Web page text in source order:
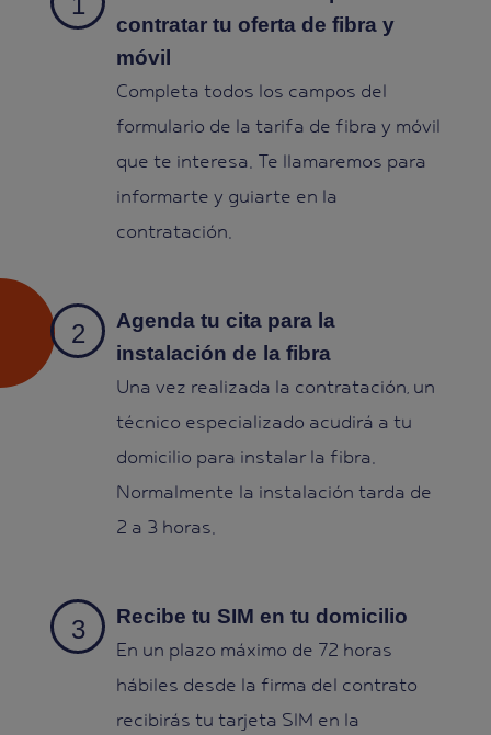
contratar tu oferta de fibra y
móvil
Completa todos los campos del
formulario de la tarifa de fibra y móvil
que te interesa. Te llamaremos para
informarte y guiarte en la
contratación.
Agenda tu cita para la
instalación de la fibra
Una vez realizada la contratación, un
técnico especializado acudirá a tu
domicilio para instalar la fibra.
Normalmente la instalación tarda de
2 a 3 horas.
Recibe tu SIM en tu domicilio
En un plazo máximo de 72 horas
hábiles desde la firma del contrato
recibirás tu tarjeta SIM en la